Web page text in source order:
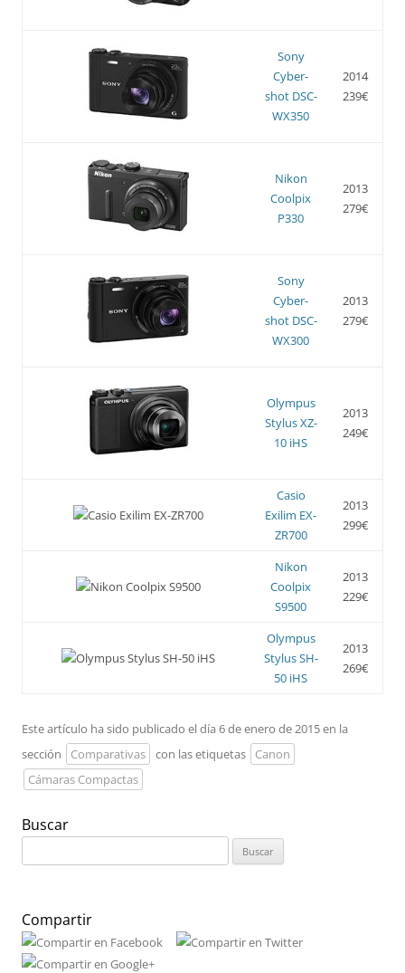
Sony
Cyber-
shot DSC-
WX350
2014
239€
Nikon
Coolpix
P330
2013
279€
Sony
Cyber-
shot DSC-
WX300
2013
279€
Olympus
Stylus XZ-
10 iHS
2013
249€
Casio
Exilim EX-
ZR700
2013
299€
Nikon
Coolpix
S9500
2013
229€
Olympus
Stylus SH-
50 iHS
2013
269€
Este artículo ha sido publicado el día 6 de enero de 2015 en la
sección
Comparativas con las etiquetas
Canon
Cámaras Compactas
Buscar
Compartir